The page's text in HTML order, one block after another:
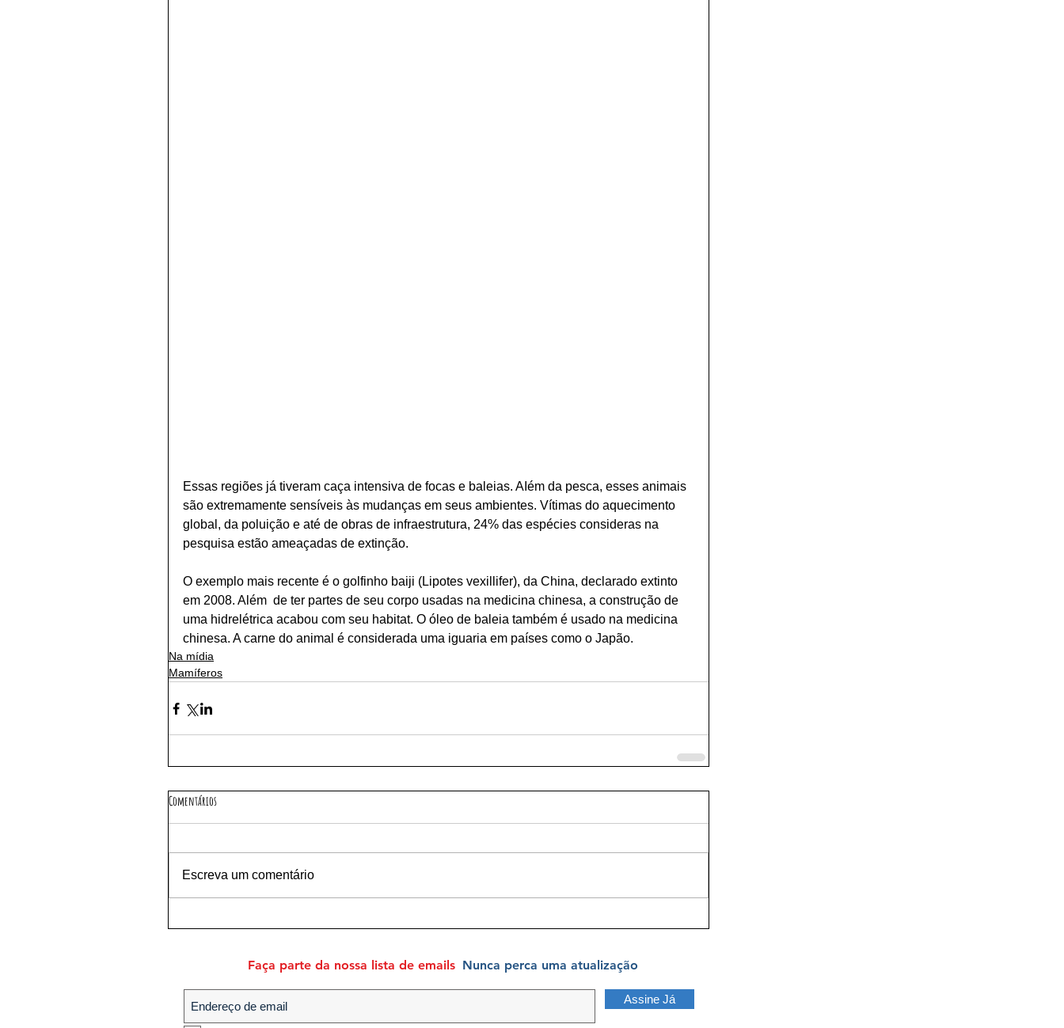
Essas regiões já tiveram caça intensiva de focas e baleias. AIém da pesca, esses animais
são extremamente sensíveis às mudanças em seus ambientes. Vítimas do aquecimento
global, da poluição e até de obras de infraestrutura, 24% das espécies consideras na
pesquisa estão ameaçadas de extinção.
O exemplo mais recente é o golfinho baiji (Lipotes vexillifer), da China, declarado extinto
em 2008. Além  de ter partes de seu corpo usadas na medicina chinesa, a construção de
uma hidrelétrica acabou com seu habitat. O óleo de baleia também é usado na medicina
chinesa. A carne do animal é considerada uma iguaria em países como o Japão.
Na mídia
Mamíferos
Comentários
Escreva um comentário
Faça parte da nossa lista de emails Nunca perca uma atualização
Assine Já